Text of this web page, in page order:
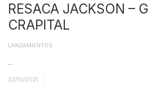
LANZAMIENTOS
RESACA JACKSON –
CRAPITAL
...
22/10/2021